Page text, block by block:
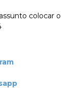
colocar o